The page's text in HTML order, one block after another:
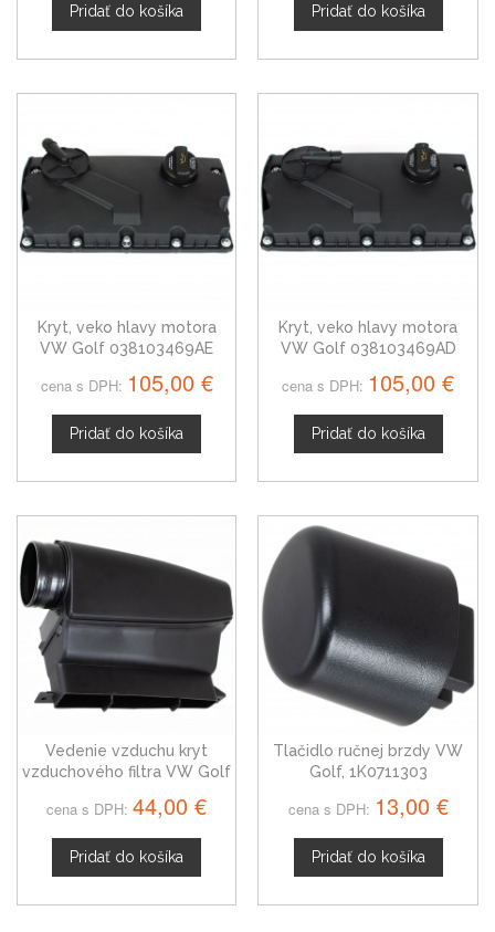
Pridať do košíka Pridať do košíka
Kryt, veko hlavy motora
VW Golf 038103469AE
cena s DPH: 105,00 €
Pridať do košíka
Kryt, veko hlavy motora
VW Golf 038103469AD
cena s DPH: 105,00 €
Pridať do košíka
Vedenie vzduchu kryt
vzduchového filtra VW Golf
cena s DPH: 44,00 €
Pridať do košíka
Tlačidlo ručnej brzdy VW
Golf, 1K0711303
cena s DPH: 13,00 €
Pridať do košíka